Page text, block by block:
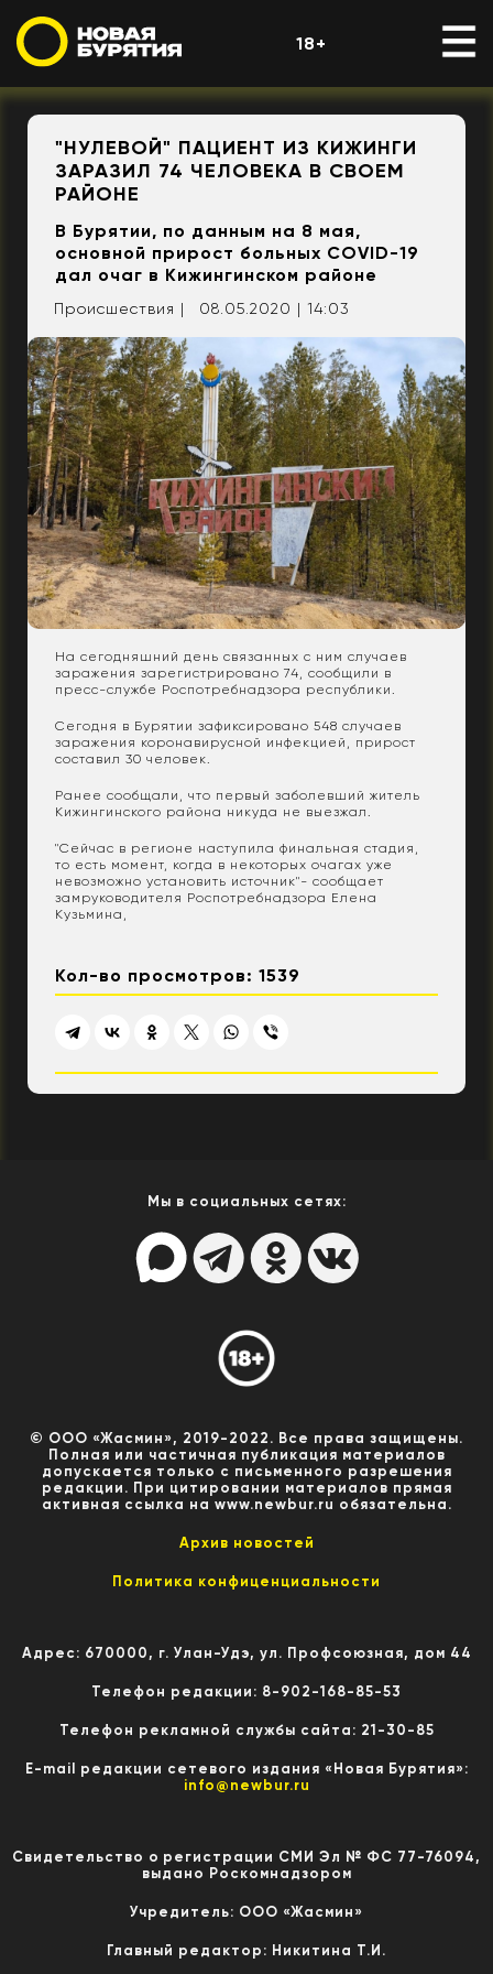
18+
"НУЛЕВОЙ" ПАЦИЕНТ ИЗ КИЖИНГИ
ЗАРАЗИЛ 74 ЧЕЛОВЕКА В СВОЕМ
РАЙОНЕ
В Бурятии, по данным на 8 мая,
основной прирост больных COVID-19
дал очаг в Кижингинском районе
Происшествия | 08.05.2020 | 14:03
На сегодняшний день связанных с ним случаев
заражения зарегистрировано 74, сообщили в
пресс-службе Роспотребнадзора республики.
Сегодня в Бурятии зафиксировано 548 случаев
заражения коронавирусной инфекцией, прирост
составил 30 человек.
Ранее сообщали, что первый заболевший житель
Кижингинского района никуда не выезжал.
"Сейчас в регионе наступила финальная стадия,
то есть момент, когда в некоторых очагах уже
невозможно установить источник"- сообщает
замруководителя Роспотребнадзора Елена
Кузьмина,
Кол-во просмотров: 1539
Мы в социальных сетях:
© ООО «Жасмин», 2019-2022. Все права защищены.
Полная или частичная публикация материалов
допускается только с письменного разрешения
редакции. При цитировании материалов прямая
активная ссылка на www.newbur.ru обязательна.
Архив новостей
Политика конфиценциальности
Адрес: 670000, г. Улан-Удэ, ул. Профсоюзная, дом 44
Телефон редакции: 8-902-168-85-53
Телефон рекламной службы сайта: 21-30-85
E-mail редакции сетевого издания «Новая Бурятия»:
info@newbur.ru
Свидетельство о регистрации СМИ Эл № ФС 77-76094,
выдано Роскомнадзором
Учредитель: ООО «Жасмин»
Главный редактор: Никитина Т.И.